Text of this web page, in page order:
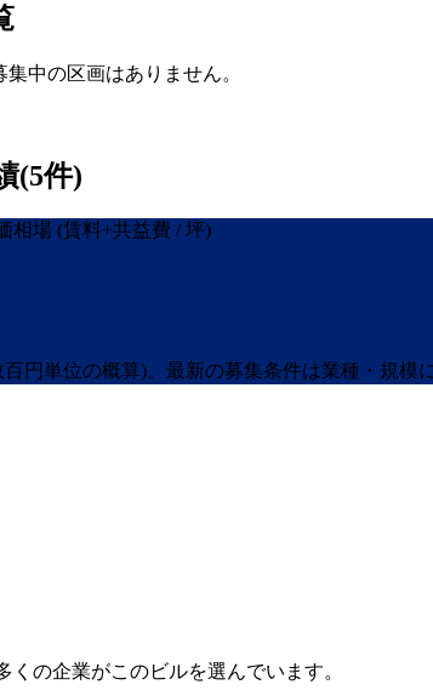
集中の区画はありません。
(5件)
相場 (賃料+共益費 / 坪)
円単位の概算)。最新の募集条件は業種・規模
くの企業がこのビルを選んでいます。